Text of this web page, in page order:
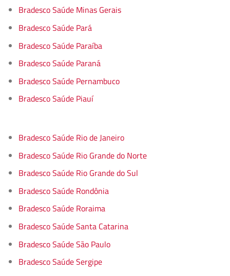
Bradesco Saúde Minas Gerais
Bradesco Saúde Pará
Bradesco Saúde Paraíba
Bradesco Saúde Paraná
Bradesco Saúde Pernambuco
Bradesco Saúde Piauí
Bradesco Saúde Rio de Janeiro
Bradesco Saúde Rio Grande do Norte
Bradesco Saúde Rio Grande do Sul
Bradesco Saúde Rondônia
Bradesco Saúde Roraima
Bradesco Saúde Santa Catarina
Bradesco Saúde São Paulo
Bradesco Saúde Sergipe